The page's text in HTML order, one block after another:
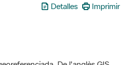
Detalles Imprimir